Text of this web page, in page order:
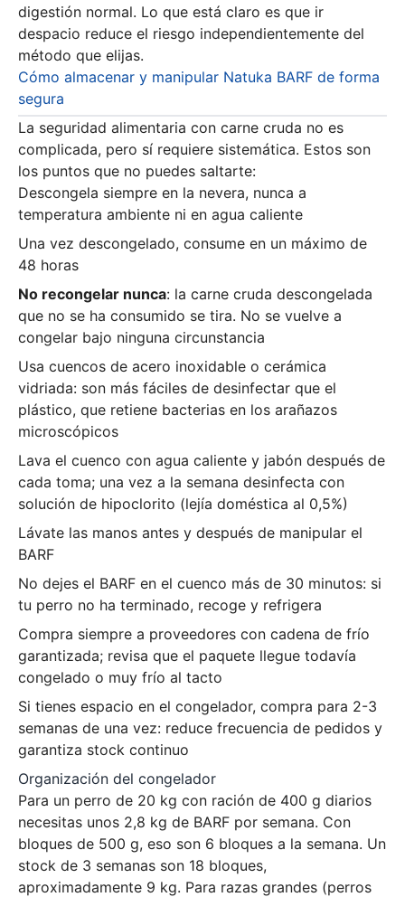
digestión normal. Lo que está claro es que ir
despacio reduce el riesgo independientemente del
método que elijas.
Cómo almacenar y manipular Natuka BARF de forma
segura
La seguridad alimentaria con carne cruda no es
complicada, pero sí requiere sistemática. Estos son
los puntos que no puedes saltarte:
Descongela siempre en la nevera, nunca a
temperatura ambiente ni en agua caliente
Una vez descongelado, consume en un máximo de
48 horas
No recongelar nunca: la carne cruda descongelada
que no se ha consumido se tira. No se vuelve a
congelar bajo ninguna circunstancia
Usa cuencos de acero inoxidable o cerámica
vidriada: son más fáciles de desinfectar que el
plástico, que retiene bacterias en los arañazos
microscópicos
Lava el cuenco con agua caliente y jabón después de
cada toma; una vez a la semana desinfecta con
solución de hipoclorito (lejía doméstica al 0,5%)
Lávate las manos antes y después de manipular el
BARF
No dejes el BARF en el cuenco más de 30 minutos: si
tu perro no ha terminado, recoge y refrigera
Compra siempre a proveedores con cadena de frío
garantizada; revisa que el paquete llegue todavía
congelado o muy frío al tacto
Si tienes espacio en el congelador, compra para 2-3
semanas de una vez: reduce frecuencia de pedidos y
garantiza stock continuo
Organización del congelador
Para un perro de 20 kg con ración de 400 g diarios
necesitas unos 2,8 kg de BARF por semana. Con
bloques de 500 g, eso son 6 bloques a la semana. Un
stock de 3 semanas son 18 bloques,
aproximadamente 9 kg. Para razas grandes (perros